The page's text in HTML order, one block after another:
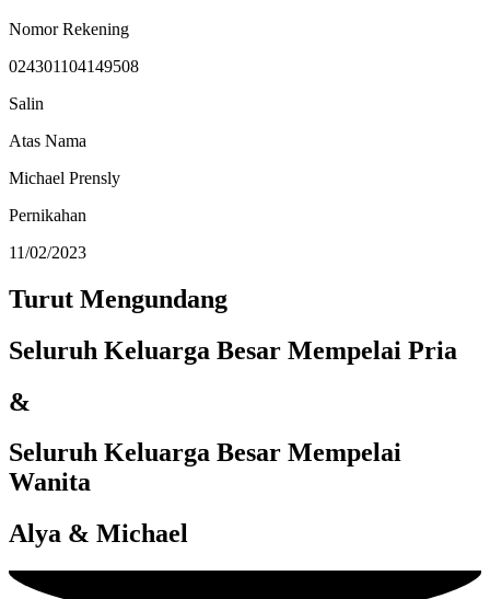
Nomor Rekening
024301104149508
Salin
Atas Nama
Michael Prensly
Pernikahan
11/02/2023
Turut Mengundang
Seluruh Keluarga Besar Mempelai Pria
&
Seluruh Keluarga Besar Mempelai
Wanita
Alya & Michael